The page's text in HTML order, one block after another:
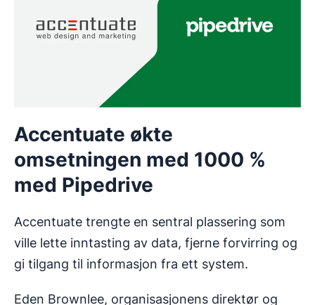
Accentuate økte
omsetningen med 1000 %
med Pipedrive
Accentuate trengte en sentral plassering som
ville lette inntasting av data, fjerne forvirring og
gi tilgang til informasjon fra ett system.
Eden Brownlee, organisasjonens direktør og